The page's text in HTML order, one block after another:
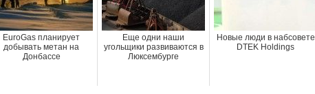
EuroGas планирует
добывать метан на
Донбассе
Еще одни наши
угольщики развиваются в
Люксембурге
Новые люди в набсовете
DTEK Holdings